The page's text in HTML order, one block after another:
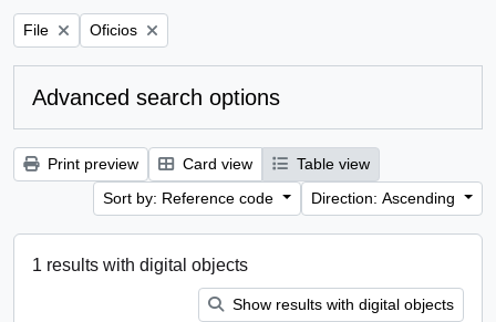
Remove filter:
File Remove filter:
Oficios
Advanced search options
Print preview Card view
Table view
Sort by: Reference code
Direction: Ascending
1 results with digital objects
Show results with digital objects